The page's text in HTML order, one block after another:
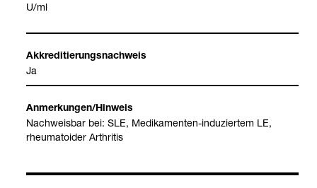
U/ml
Akkre­di­tie­rungs­nach­weis
Ja
Anmer­kun­gen/Hin­weis
Nach­weis­bar bei: SLE, Medi­ka­men­ten-​indu­zier­tem LE,
rheu­mato­ider Arthri­tis